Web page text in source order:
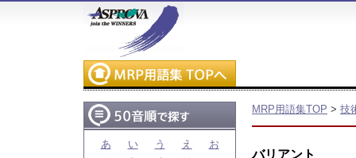
あ い う え
お
MRP用語集TOP > 技
バリアント